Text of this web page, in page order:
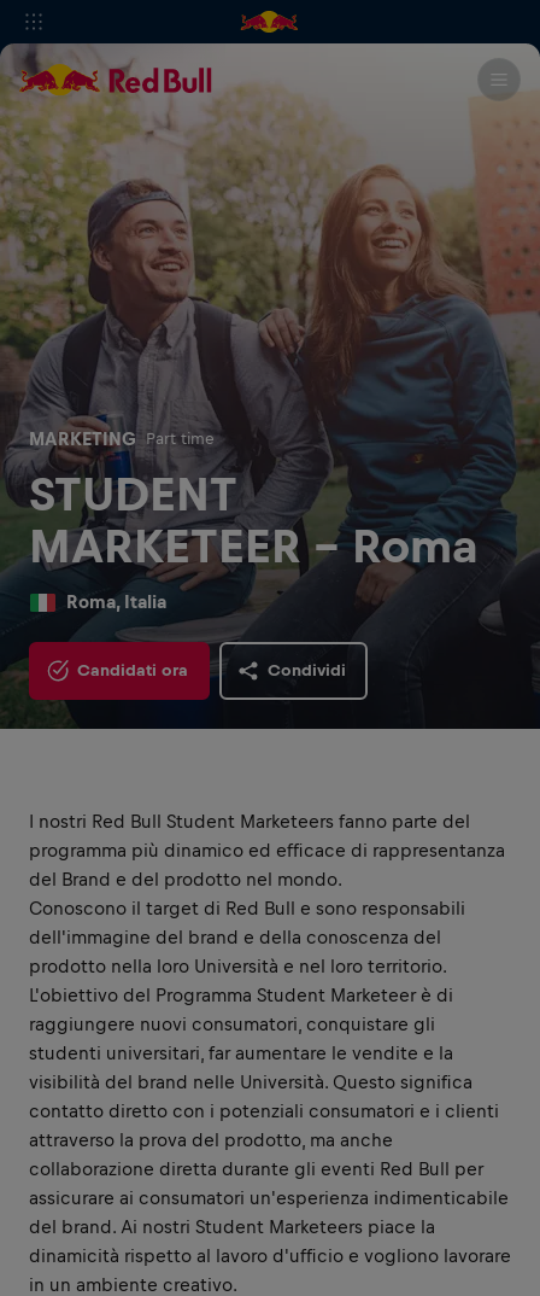
MARKETING Part time
STUDENT
MARKETEER - Roma
Roma, Italia
Candidati ora Condividi
I nostri Red Bull Student Marketeers fanno parte del
programma più dinamico ed efficace di rappresentanza
del Brand e del prodotto nel mondo.
Conoscono il target di Red Bull e sono responsabili
dell'immagine del brand e della conoscenza del
prodotto nella loro Università e nel loro territorio.
L'obiettivo del Programma Student Marketeer è di
raggiungere nuovi consumatori, conquistare gli
studenti universitari, far aumentare le vendite e la
visibilità del brand nelle Università. Questo significa
contatto diretto con i potenziali consumatori e i clienti
attraverso la prova del prodotto, ma anche
collaborazione diretta durante gli eventi Red Bull per
assicurare ai consumatori un'esperienza indimenticabile
del brand. Ai nostri Student Marketeers piace la
dinamicità rispetto al lavoro d'ufficio e vogliono lavorare
in un ambiente creativo.